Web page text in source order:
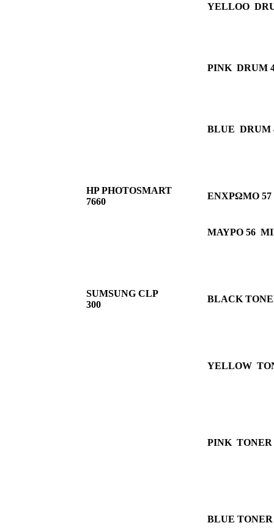
YELLOO
PINK DRUM
BLUE DRUM
HP PHOTOSMART
7660
ΕΝΧΡΩΜΟ 57
ΜΑΥΡΟ 56
SUMSUNG CLP
300
BLACK
YELLOW
PINK TONER
BLUE